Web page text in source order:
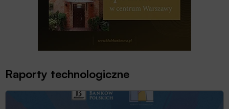
Raporty technologiczne